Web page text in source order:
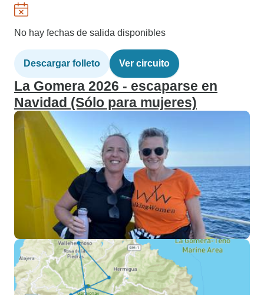
No hay fechas de salida disponibles
Descargar folleto Ver circuito
La Gomera 2026 - escaparse en
Navidad (Sólo para mujeres)